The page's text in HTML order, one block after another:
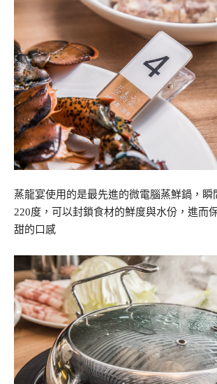
蒸龍宴使用的是最先進的微電腦蒸鮮鍋，瞬
220度，可以封鎖食材的鮮度與水份，進而
甜的口感